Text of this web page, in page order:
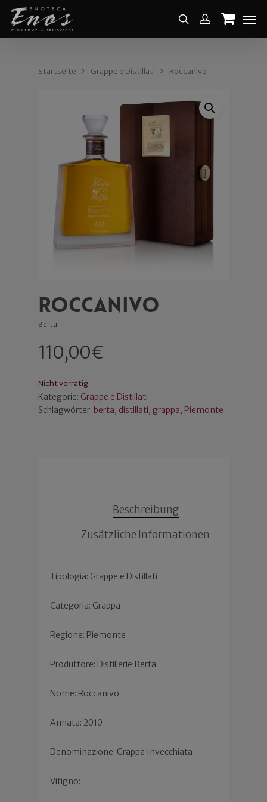
Startseite Grappe e Distillati Roccanivo
Roccanivo
Berta
110,00€
Nicht vorrätig
Kategorie: Grappe e Distillati
Schlagwörter: berta, distillati, grappa, Piemonte
Beschreibung
Zusätzliche Informationen
Tipologia: Grappe e Distillati
Categoria: Grappa
Regione: Piemonte
Produttore: Distillerie Berta
Nome: Roccanivo
Annata: 2010
Denominazione: Grappa Invecchiata
Vitigno: